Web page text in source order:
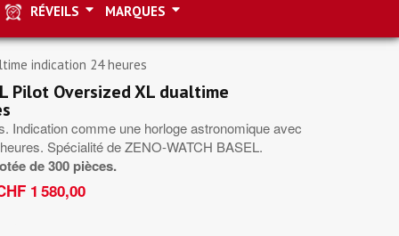
RÉVEILS MARQUES
indication 24 heures
Pilot Oversized XL dualtime
Indication comme une horloge astronomique avec
Spécialité de ZENO-WATCH BASEL.
de 300 pièces.
1 580,00